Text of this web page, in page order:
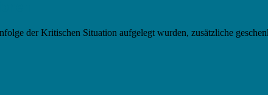
der Kritischen Situation aufgelegt wurden, zusätzliche